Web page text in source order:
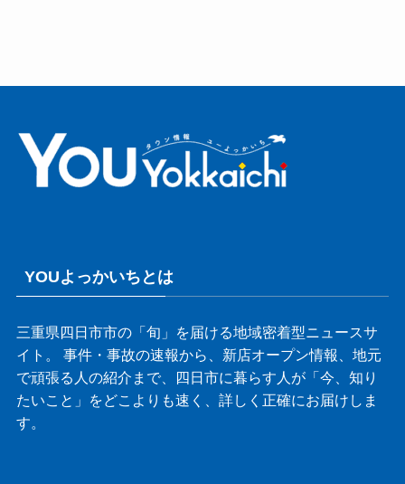
YOUよっかいちとは
三重県四日市市の「旬」を届ける地域密着型ニュースサ
イト。 事件・事故の速報から、新店オープン情報、地元
で頑張る人の紹介まで、四日市に暮らす人が「今、知り
たいこと」をどこよりも速く、詳しく正確にお届けしま
す。